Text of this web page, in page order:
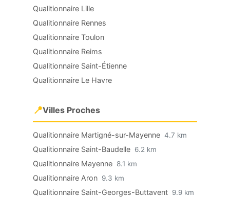
Qualitionnaire Lille
Qualitionnaire Rennes
Qualitionnaire Toulon
Qualitionnaire Reims
Qualitionnaire Saint-Étienne
Qualitionnaire Le Havre
📍Villes Proches
Qualitionnaire Martigné-sur-Mayenne 4.7 km
Qualitionnaire Saint-Baudelle 6.2 km
Qualitionnaire Mayenne 8.1 km
Qualitionnaire Aron 9.3 km
Qualitionnaire Saint-Georges-Buttavent 9.9 km